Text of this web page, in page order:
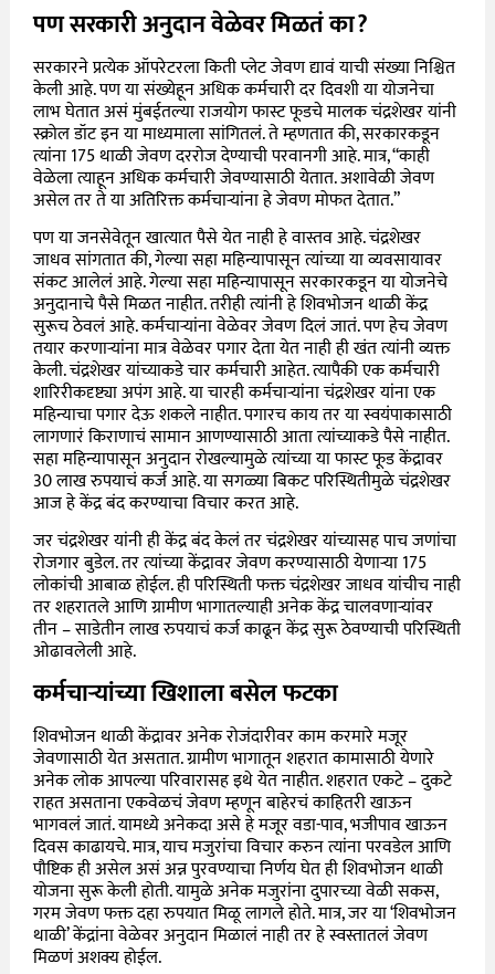
पण सरकारी अनुदान वेळेवर मिळतं का?
सरकारने प्रत्येक ऑपरेटरला किती प्लेट जेवण द्यावं याची संख्या निश्चित
केली आहे. पण या संख्येहून अधिक कर्मचारी दर दिवशी या योजनेचा
लाभ घेतात असं मुंबईतल्या राजयोग फास्ट फूडचे मालक चंद्रशेखर यांनी
स्क्रोल डॉट इन या माध्यमाला सांगितलं. ते म्हणतात की, सरकारकडून
त्यांना 175 थाळी जेवण दररोज देण्याची परवानगी आहे. मात्र, “काही
वेळेला त्याहून अधिक कर्मचारी जेवण्यासाठी येतात. अशावेळी जेवण
असेल तर ते या अतिरिक्त कर्मचाऱ्यांना हे जेवण मोफत देतात.”
पण या जनसेवेतून खात्यात पैसे येत नाही हे वास्तव आहे. चंद्रशेखर
जाधव सांगतात की, गेल्या सहा महिन्यापासून त्यांच्या या व्यवसायावर
संकट आलेलं आहे. गेल्या सहा महिन्यापासून सरकारकडून या योजनेचे
अनुदानाचे पैसे मिळत नाहीत. तरीही त्यांनी हे शिवभोजन थाळी केंद्र
सुरूच ठेवलं आहे. कर्मचाऱ्यांना वेळेवर जेवण दिलं जातं. पण हेच जेवण
तयार करणाऱ्यांना मात्र वेळेवर पगार देता येत नाही ही खंत त्यांनी व्यक्त
केली. चंद्रशेखर यांच्याकडे चार कर्मचारी आहेत. त्यापैकी एक कर्मचारी
शारिरीकदृष्ट्या अपंग आहे. या चारही कर्मचाऱ्यांना चंद्रशेखर यांना एक
महिन्याचा पगार देऊ शकले नाहीत. पगारच काय तर या स्वयंपाकासाठी
लागणारं किराणाचं सामान आणण्यासाठी आता त्यांच्याकडे पैसे नाहीत.
सहा महिन्यापासून अनुदान रोखल्यामुळे त्यांच्या या फास्ट फूड केंद्रावर
30 लाख रुपयाचं कर्ज आहे. या सगळ्या बिकट परिस्थितीमुळे चंद्रशेखर
आज हे केंद्र बंद करण्याचा विचार करत आहे.
जर चंद्रशेखर यांनी ही केंद्र बंद केलं तर चंद्रशेखर यांच्यासह पाच जणांचा
रोजगार बुडेल. तर त्यांच्या केंद्रावर जेवण करण्यासाठी येणाऱ्या 175
लोकांची आबाळ होईल. ही परिस्थिती फक्त चंद्रशेखर जाधव यांचीच नाही
तर शहरातले आणि ग्रामीण भागातल्याही अनेक केंद्र चालवणाऱ्यांवर
तीन – साडेतीन लाख रुपयाचं कर्ज काढून केंद्र सुरू ठेवण्याची परिस्थिती
ओढावलेली आहे.
कर्मचाऱ्यांच्या खिशाला बसेल फटका
शिवभोजन थाळी केंद्रावर अनेक रोजंदारीवर काम करमारे मजूर
जेवणासाठी येत असतात. ग्रामीण भागातून शहरात कामासाठी येणारे
अनेक लोक आपल्या परिवारासह इथे येत नाहीत. शहरात एकटे – दुकटे
राहत असताना एकवेळचं जेवण म्हणून बाहेरचं काहितरी खाऊन
भागवलं जातं. यामध्ये अनेकदा असे हे मजूर वडा-पाव, भजीपाव खाऊन
दिवस काढायचे. मात्र, याच मजुरांचा विचार करुन त्यांना परवडेल आणि
पौष्टिक ही असेल असं अन्न पुरवण्याचा निर्णय घेत ही शिवभोजन थाळी
योजना सुरू केली होती. यामुळे अनेक मजुरांना दुपारच्या वेळी सकस,
गरम जेवण फक्त दहा रुपयात मिळू लागले होते. मात्र, जर या ‘शिवभोजन
थाळी’ केंद्रांना वेळेवर अनुदान मिळालं नाही तर हे स्वस्तातलं जेवण
मिळणं अशक्य होईल.